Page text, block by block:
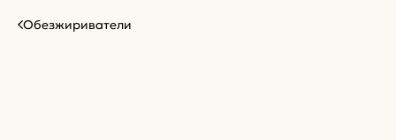
Обезжириватели